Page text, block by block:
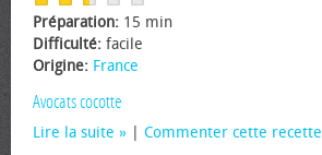
Préparation: 15 min
Difficulté: facile
Origine: France
Avocats cocotte
Lire la suite Commenter cette recette